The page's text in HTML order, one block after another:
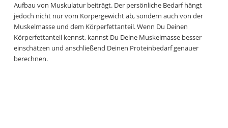
Aufbau von Muskulatur beiträgt. Der persönliche Bedarf hängt
jedoch nicht nur vom Körpergewicht ab, sondern auch von der
Muskelmasse und dem Körperfettanteil. Wenn Du Deinen
Körperfettanteil kennst, kannst Du Deine Muskelmasse besser
einschätzen und anschließend Deinen Proteinbedarf genauer
berechnen.